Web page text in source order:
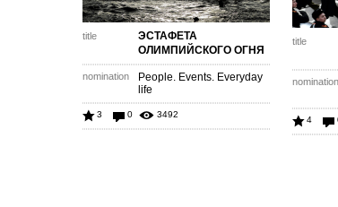
title
ЭСТАФЕТА
ОЛИМПИЙСКОГО ОГНЯ
nomination
People. Events. Everyday
life
3 0 3492
title
nomination
4